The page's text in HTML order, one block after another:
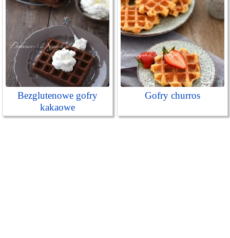
Bezglutenowe gofry
kakaowe
Gofry churros